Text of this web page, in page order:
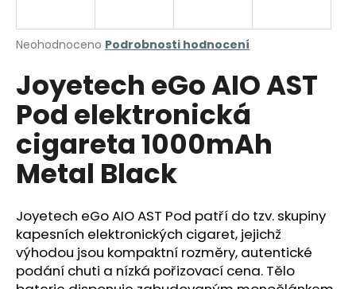
Průměrné
produktu
je
0,0
5
hvězdiček.
Neohodnoceno Podrobnosti hodnocení
Joyetech eGo AIO AST
Pod elektronická
cigareta 1000mAh
Metal Black
Joyetech eGo AIO AST Pod patří do tzv. skupiny
kapesních elektronických cigaret, jejichž
výhodou jsou kompaktní rozměry, autentické
podání chuti a nízká pořizovací cena. Tělo
j
t
?
HLEDAT
D
o